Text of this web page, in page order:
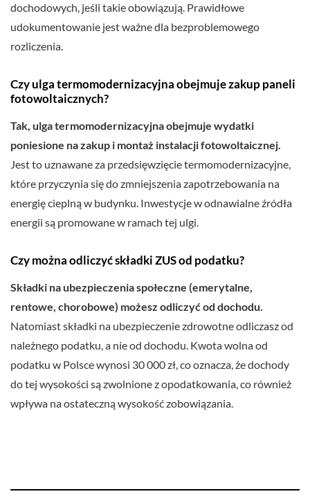
dochodowych, jeśli takie obowiązują. Prawidłowe
udokumentowanie jest ważne dla bezproblemowego
rozliczenia.
Czy ulga termomodernizacyjna obejmuje zakup paneli
fotowoltaicznych?
Tak, ulga termomodernizacyjna obejmuje wydatki
poniesione na zakup i montaż instalacji fotowoltaicznej.
Jest to uznawane za przedsięwzięcie termomodernizacyjne,
które przyczynia się do zmniejszenia zapotrzebowania na
energię cieplną w budynku. Inwestycje w odnawialne źródła
energii są promowane w ramach tej ulgi.
Czy można odliczyć składki ZUS od podatku?
Składki na ubezpieczenia społeczne (emerytalne,
rentowe, chorobowe) możesz odliczyć od dochodu.
Natomiast składki na ubezpieczenie zdrowotne odliczasz od
należnego podatku, a nie od dochodu. Kwota wolna od
podatku w Polsce wynosi 30 000 zł, co oznacza, że dochody
do tej wysokości są zwolnione z opodatkowania, co również
wpływa na ostateczną wysokość zobowiązania.